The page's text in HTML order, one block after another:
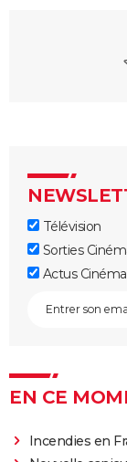
Télévision
Sorties
Actus Cinéma
EN CE
Incendies en